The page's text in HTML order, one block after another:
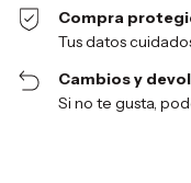
Compra
Tus datos
Cambios y
Si no te gusta,